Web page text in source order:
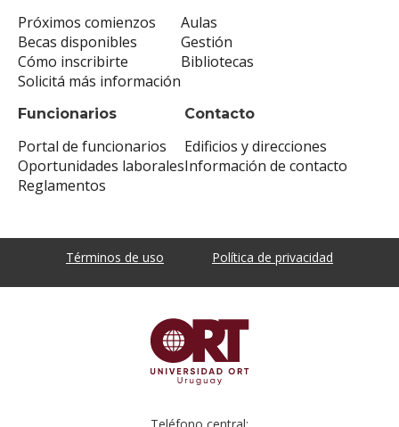
Próximos comienzos
Becas disponibles
Cómo inscribirte
Solicitá más información
Aulas
Gestión
Bibliotecas
Funcionarios
Portal de funcionarios
Oportunidades laborales
Reglamentos
Contacto
Edificios y direcciones
Información de contacto
Términos de uso Política de privacidad